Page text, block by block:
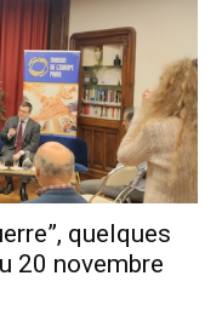
quelques
20 novembre